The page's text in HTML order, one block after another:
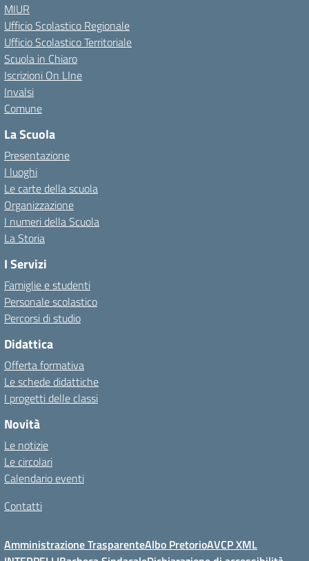
MIUR
Ufficio Scolastico Regionale
Ufficio Scolastico Territoriale
Scuola in Chiaro
Iscrizioni On LIne
Invalsi
Comune
La Scuola
Presentazione
I luoghi
Le carte della scuola
Organizzazione
I numeri della Scuola
La Storia
I Servizi
Famiglie e studenti
Personale scolastico
Percorsi di studio
Didattica
Offerta formativa
Le schede didattiche
I progetti delle classi
Novità
Le notizie
Le circolari
Calendario eventi
Contatti
Amministrazione TrasparenteAlbo PretorioAVCP XML